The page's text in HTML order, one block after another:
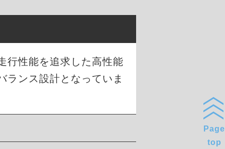
行性能を追求した高性能
ランス設計となっていま
Page
top